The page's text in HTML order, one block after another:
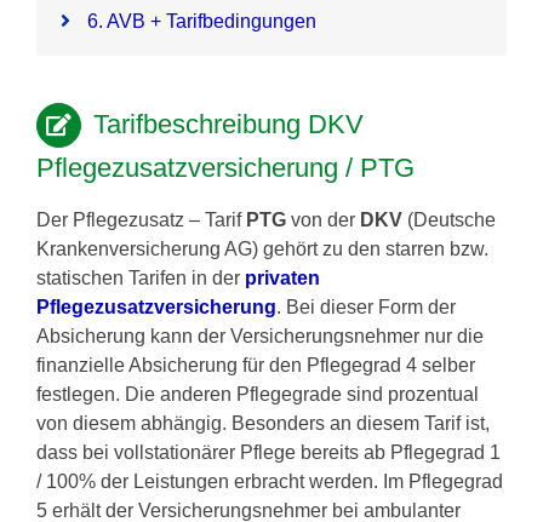
6. AVB + Tarifbedingungen
Tarifbeschreibung DKV
Pflegezusatzversicherung / PTG
Der Pflegezusatz – Tarif PTGvon der DKV(Deutsche
Krankenversicherung AG) gehört zu den starren bzw.
statischen Tarifen in der privaten
Pflegezusatzversicherung. Bei dieser Form der
Absicherung kann der Versicherungsnehmer nur die
finanzielle Absicherung für den Pflegegrad 4 selber
festlegen. Die anderen Pflegegrade sind prozentual
von diesem abhängig. Besonders an diesem Tarif ist,
dass bei vollstationärer Pflege bereits ab Pflegegrad 1
/ 100% der Leistungen erbracht werden. Im Pflegegrad
5 erhält der Versicherungsnehmer bei ambulanter